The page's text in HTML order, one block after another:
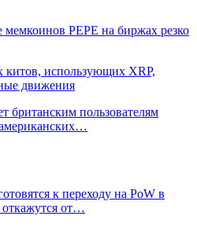
мемкоинов PEPE на биржах резко
использующих XRP,
движения
британским пользователям
к переходу на PoW в
откажутся от…